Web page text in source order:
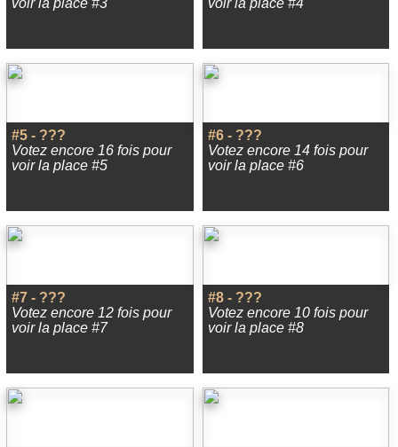
voir la place #3 voir la place #4
#5 - ???
Votez encore 16 fois pour
voir la place #5
#6 - ???
Votez encore 14 fois pour
voir la place #6
#7 - ???
Votez encore 12 fois pour
voir la place #7
#8 - ???
Votez encore 10 fois pour
voir la place #8